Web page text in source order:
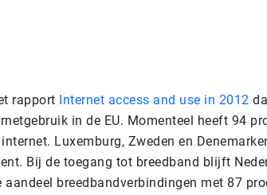
rapport Internet access and use in 2012
in de EU. Momenteel heeft 94
Luxemburg, Zweden en
Bij de toegang tot breedband blijft
breedbandverbindingen met 87